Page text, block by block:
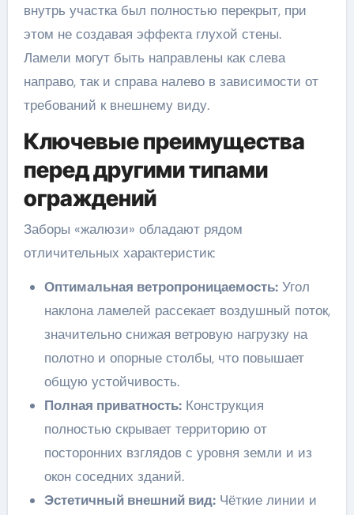
внутрь участка был полностью перекрыт, при
этом не создавая эффекта глухой стены.
Ламели могут быть направлены как слева
направо, так и справа налево в зависимости от
требований к внешнему виду.
Ключевые преимущества
перед другими типами
ограждений
Заборы «жалюзи» обладают рядом
отличительных характеристик:
Оптимальная ветропроницаемость:Угол
наклона ламелей рассекает воздушный поток,
значительно снижая ветровую нагрузку на
полотно и опорные столбы, что повышает
общую устойчивость.
Полная приватность:Конструкция
полностью скрывает территорию от
посторонних взглядов с уровня земли и из
окон соседних зданий.
Эстетичный внешний вид:Чёткие линии и